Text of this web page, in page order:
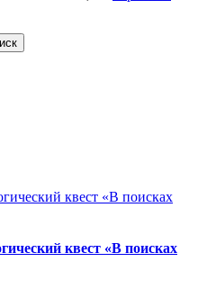
квест «В поисках